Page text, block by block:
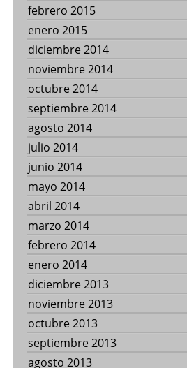
febrero 2015
enero 2015
diciembre 2014
noviembre 2014
octubre 2014
septiembre 2014
agosto 2014
julio 2014
junio 2014
mayo 2014
abril 2014
marzo 2014
febrero 2014
enero 2014
diciembre 2013
noviembre 2013
octubre 2013
septiembre 2013
agosto 2013